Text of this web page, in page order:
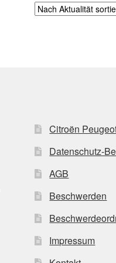
Citroën
Datenschutz-
AGB
Beschwerden
Impressum